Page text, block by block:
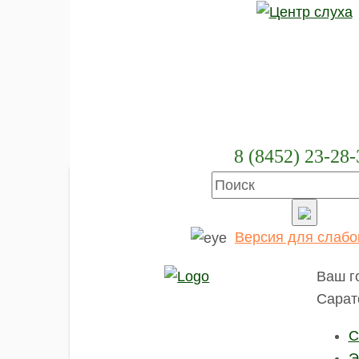
специалистов
Сурдолог
8 (8452) 23-28-
Версия для
Ваш